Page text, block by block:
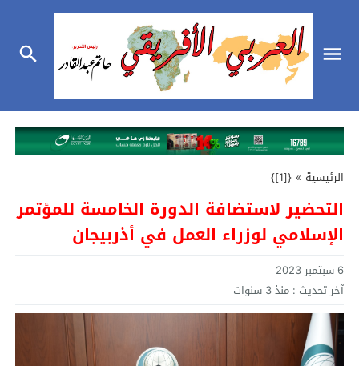
الرئيسية »
{[1]}
التحضير لاستضافة الدورة الخامسة للمؤتمر
الإسلامي لوزراء العمل في أذربيجان
6 سبتمبر 2023
آخر تحديث : منذ 3 سنوات